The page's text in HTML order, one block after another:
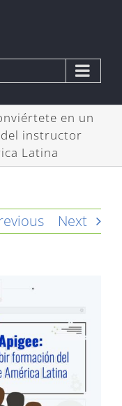
en un
instructor
Latina
Next